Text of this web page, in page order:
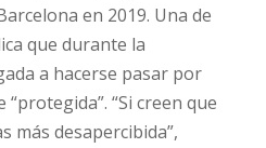
en 2019. Una de
que durante la
a hacerse pasar por
“Si creen que
más desapercibida”,